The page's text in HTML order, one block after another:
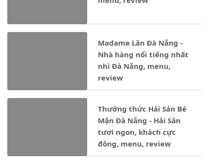
Madame Lân Đà Nẵng -
Nhà hàng nổi tiếng nhất
nhì Đà Nẵng, menu,
review
Thưởng thức Hải Sản Bé
Mặn Đà Nẵng - Hải Sản
tươi ngon, khách cực
đông, menu, review